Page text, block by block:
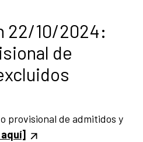
22/10/2024:
de
provisional de admitidos y